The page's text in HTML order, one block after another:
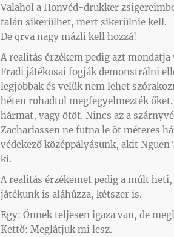
Valahol a Honvéd-drukker
talán sikerülhet, mert sikerülnie kell.
De qrva nagy mázli kell hozzá!
A realitás érzékem pedig azt mondatja
Fradi játékosai fogják demonstrálni
legjobbak és velük nem lehet
héten rohadtul megfegyelmezték
hármat, vagy ötöt. Nincs az a
Zachariassen ne futna le öt méteres
védekező középpályásunk, akit Nguen
ki.
A realitás érzékemet pedig a múlt
játékunk is aláhúzza, kétszer is.
Egy: Önnek teljesen igaza van, de
Kettő: Meglátjuk mi lesz.